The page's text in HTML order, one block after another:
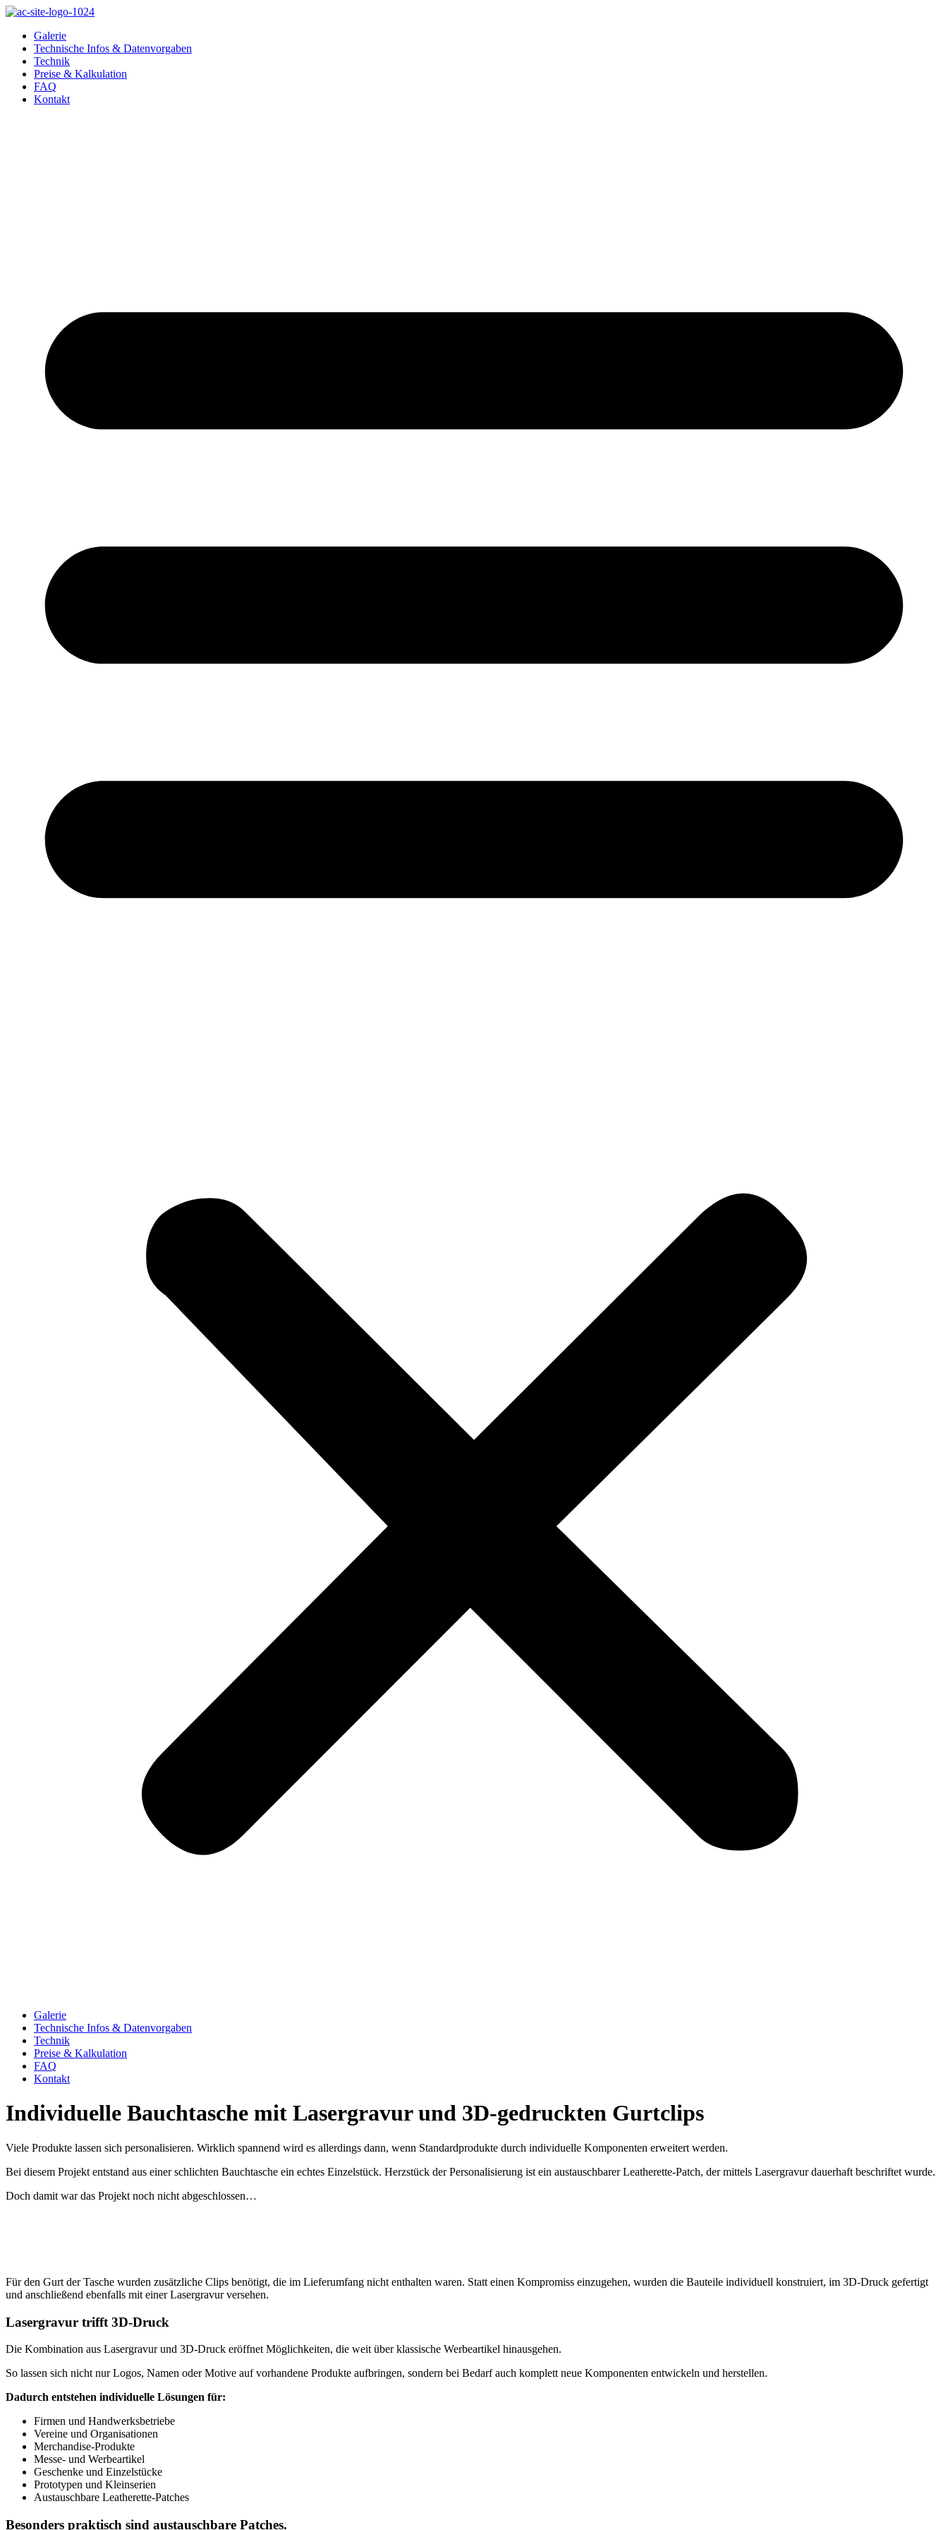
Zum
springenGalerie
Technische Infos & Datenvorgaben
Technik
Preise & Kalkulation
FAQ
Kontakt
Galerie
Technische Infos & Datenvorgaben
Technik
Preise & Kalkulation
FAQ
Kontakt
Individuelle Bauchtasche mit Lasergravur und 3D-gedruckten Gurtclips
Viele Produkte lassen sich personalisieren. Wirklich spannend wird es allerdings dann, wenn Standardprodukte durch individuelle Komponenten erweitert werden.
Bei diesem Projekt entstand aus einer schlichten Bauchtasche ein echtes Einzelstück. Herzstück der Personalisierung ist ein austauschbarer Leatherette-Patch, der mittels Lasergravur dauerhaft beschriftet wurde.
Doch damit war das Projekt noch nicht abgeschlossen…
Für den Gurt der Tasche wurden zusätzliche Clips benötigt, die im Lieferumfang nicht enthalten waren. Statt einen Kompromiss einzugehen, wurden die Bauteile individuell konstruiert, im 3D-Druck gefertigt
und anschließend ebenfalls mit einer Lasergravur versehen.
Lasergravur trifft 3D-Druck
Die Kombination aus Lasergravur und 3D-Druck eröffnet Möglichkeiten, die weit über klassische Werbeartikel hinausgehen.
So lassen sich nicht nur Logos, Namen oder Motive auf vorhandene Produkte aufbringen, sondern bei Bedarf auch komplett neue Komponenten entwickeln und herstellen.
Dadurch entstehen individuelle Lösungen für:
Firmen und Handwerksbetriebe
Vereine und Organisationen
Merchandise-Produkte
Messe- und Werbeartikel
Geschenke und Einzelstücke
Prototypen und Kleinserien
Austauschbare Leatherette-Patches
Besonders praktisch sind austauschbare Patches.